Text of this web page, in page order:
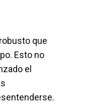
que
Esto no
el